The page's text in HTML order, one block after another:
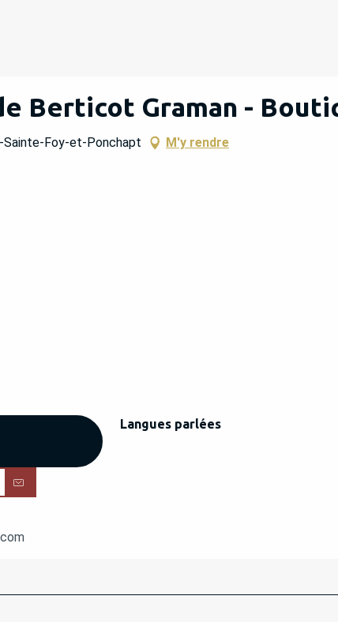
Berticot Graman -
Sainte-Foy-et-Ponchapt M'y rendre
Langues parlées
Langues parlées